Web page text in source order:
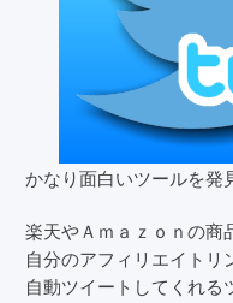
かなり面白いツールを発
楽天やＡｍａｚｏｎの商
自分のアフィリエイトリ
自動ツイートしてくれる